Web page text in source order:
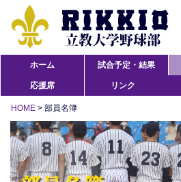
ホーム 試合予定・結果
応援席 リンク
HOME > 部員名簿